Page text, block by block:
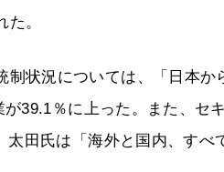
。
制状況については、「日本
39.1％に上った。また、セ
田氏は「海外と国内、すべ